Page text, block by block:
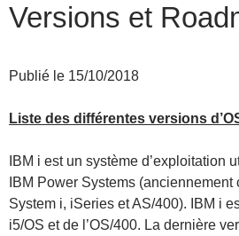
Versions et
Publié le 15/10/2018
Liste des différentes versions
IBM i est un système d’exploitation
IBM Power Systems
System i, iSeries et AS/400). IBM i
i5/OS et de l’OS/400. La dernière